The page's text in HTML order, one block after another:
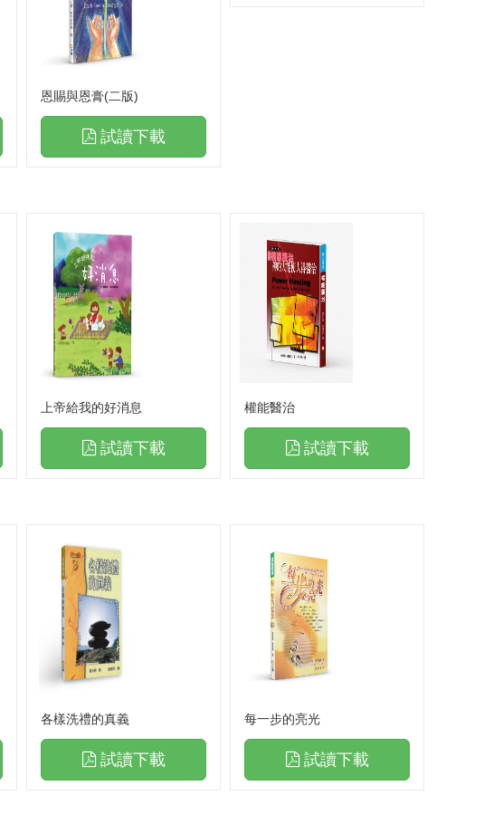
文
)
實體門市書籍
神的演奏家
禱告手冊．更新版
職場屬靈爭戰禱告文
恩賜與恩膏(二版)
試讀下載
上帝給我的好消息
試讀下載
權能醫治
試讀下載
各樣洗禮的真義
試讀下載
每一步的亮光
試讀下載